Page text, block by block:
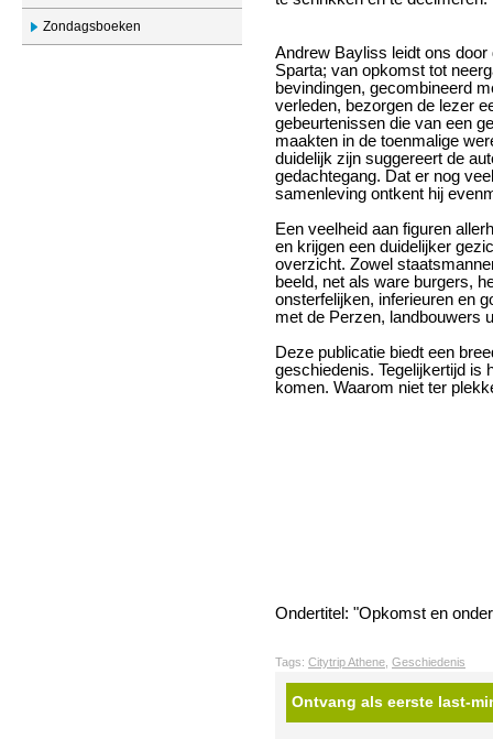
Zondagsboeken
Andrew Bayliss leidt ons
Sparta; van opkomst tot
bevindingen, gecombineerd
verleden, bezorgen de lezer
gebeurtenissen die van een
maakten in de toenmalige
duidelijk zijn suggereert de
gedachtegang. Dat er nog
samenleving ontkent hij
Een veelheid aan figuren
en krijgen een duidelijker
overzicht. Zowel
beeld, net als ware burgers,
onsterfelijken, inferieuren en
met de Perzen, landbouwers
Deze publicatie biedt een
geschiedenis. Tegelijkertijd is
komen. Waarom niet ter
Ondertitel: "Opkomst en
Tags: Citytrip Athene Geschiedenis
Ontvang als eerste last-